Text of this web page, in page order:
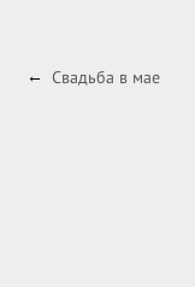
← Свадьба в мае